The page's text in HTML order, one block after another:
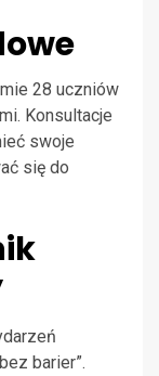
28 uczniów
Konsultacje
swoje
się do
barier”.